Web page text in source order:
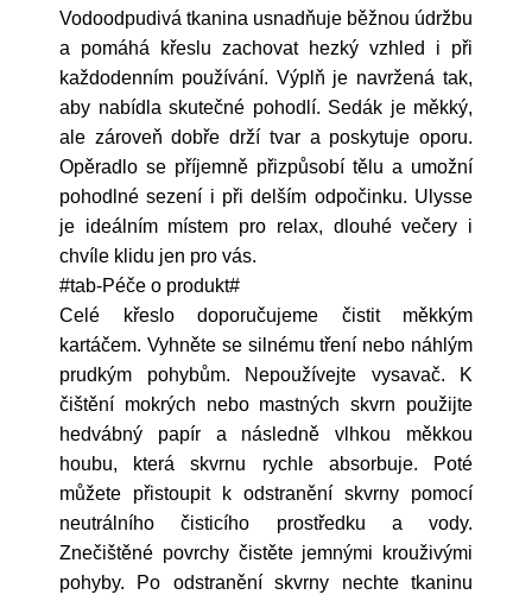
Vodoodpudivá tkanina usnadňuje běžnou údržbu
a pomáhá křeslu zachovat hezký vzhled i při
každodenním používání. Výplň je navržená tak,
aby nabídla skutečné pohodlí. Sedák je měkký,
ale zároveň dobře drží tvar a poskytuje oporu.
Opěradlo se příjemně přizpůsobí tělu a umožní
pohodlné sezení i při delším odpočinku. Ulysse
je ideálním místem pro relax, dlouhé večery i
chvíle klidu jen pro vás.
#tab-Péče o produkt#
Celé křeslo doporučujeme čistit měkkým
kartáčem. Vyhněte se silnému tření nebo náhlým
prudkým pohybům. Nepoužívejte vysavač. K
čištění mokrých nebo mastných skvrn použijte
hedvábný papír a následně vlhkou měkkou
houbu, která skvrnu rychle absorbuje. Poté
můžete přistoupit k odstranění skvrny pomocí
neutrálního čisticího prostředku a vody.
Znečištěné povrchy čistěte jemnými krouživými
pohyby. Po odstranění skvrny nechte tkaninu